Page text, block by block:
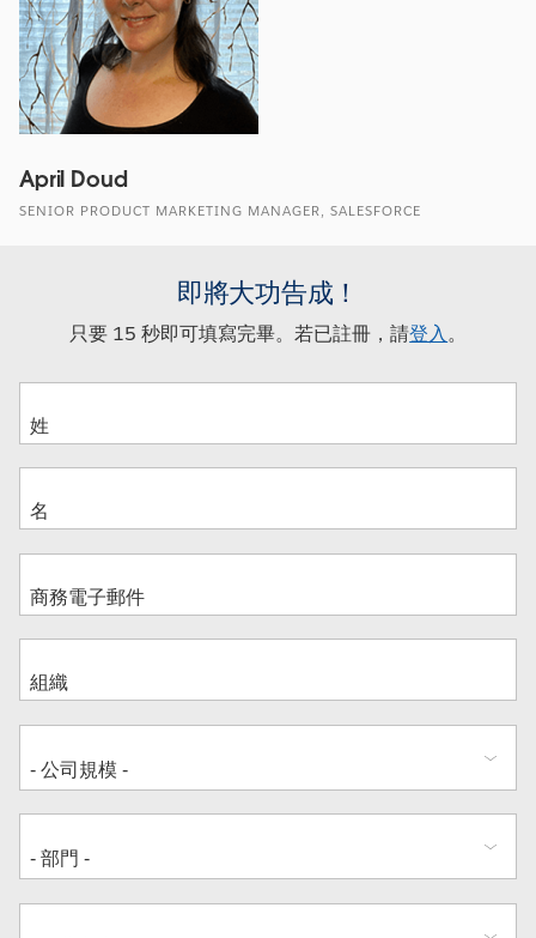
April Doud
SENIOR PRODUCT MARKETING MANAGER, SALESFORCE
即將大功告成！
只要 15 秒即可填寫完畢。若已註冊，請登入。